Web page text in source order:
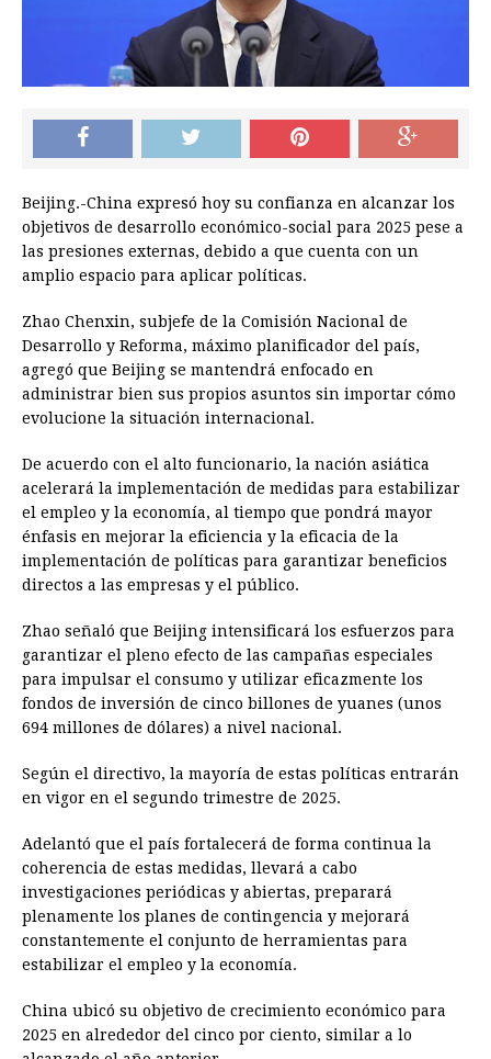
Beijing.-China expresó hoy su confianza en alcanzar los
objetivos de desarrollo económico-social para 2025 pese a
las presiones externas, debido a que cuenta con un
amplio espacio para aplicar políticas.
Zhao Chenxin, subjefe de la Comisión Nacional de
Desarrollo y Reforma, máximo planificador del país,
agregó que Beijing se mantendrá enfocado en
administrar bien sus propios asuntos sin importar cómo
evolucione la situación internacional.
De acuerdo con el alto funcionario, la nación asiática
acelerará la implementación de medidas para estabilizar
el empleo y la economía, al tiempo que pondrá mayor
énfasis en mejorar la eficiencia y la eficacia de la
implementación de políticas para garantizar beneficios
directos a las empresas y el público.
Zhao señaló que Beijing intensificará los esfuerzos para
garantizar el pleno efecto de las campañas especiales
para impulsar el consumo y utilizar eficazmente los
fondos de inversión de cinco billones de yuanes (unos
694 millones de dólares) a nivel nacional.
Según el directivo, la mayoría de estas políticas entrarán
en vigor en el segundo trimestre de 2025.
Adelantó que el país fortalecerá de forma continua la
coherencia de estas medidas, llevará a cabo
investigaciones periódicas y abiertas, preparará
plenamente los planes de contingencia y mejorará
constantemente el conjunto de herramientas para
estabilizar el empleo y la economía.
China ubicó su objetivo de crecimiento económico para
2025 en alrededor del cinco por ciento, similar a lo